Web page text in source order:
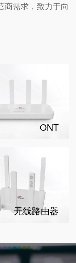
商需求，致力于向
ONT
无线路由器